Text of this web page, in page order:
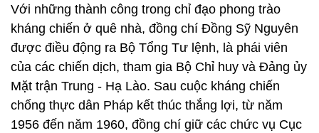
Mặt trận Trung - Hạ Lào. Sau cuộc kháng chiến
chống thực dân Pháp kết thúc thắng lợi, từ năm
1956 đến năm 1960, đồng chí giữ các chức vụ Cục
phó rồi Cục trưởng Cục Động viên và Dân quân,
đồng chí đã lãnh đạo cơ quan hoàn thành xuất sắc
chức năng tham mưu chiến lược về công tác quân
sự, quốc phòng địa phương, trong đó tập trung xây